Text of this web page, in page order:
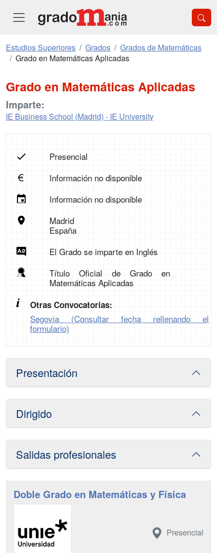
Estudios Superiores Grados
Grados de Matemáticas
Grado en Matemáticas Aplicadas
Grado en Matemáticas Aplicadas
Imparte:
IE Business School (Madrid) - IE University
Presencial
Información no disponible
Información no disponible
Madrid
España
El Grado se imparte en Inglés
Título Oficial de Grado en
Matemáticas Aplicadas
Otras Convocatorias:
Segovia (Consultar fecha rellenando el
formulario)
Presentación
Dirigido
Salidas profesionales
Doble Grado en Matemáticas y Física
Presencial